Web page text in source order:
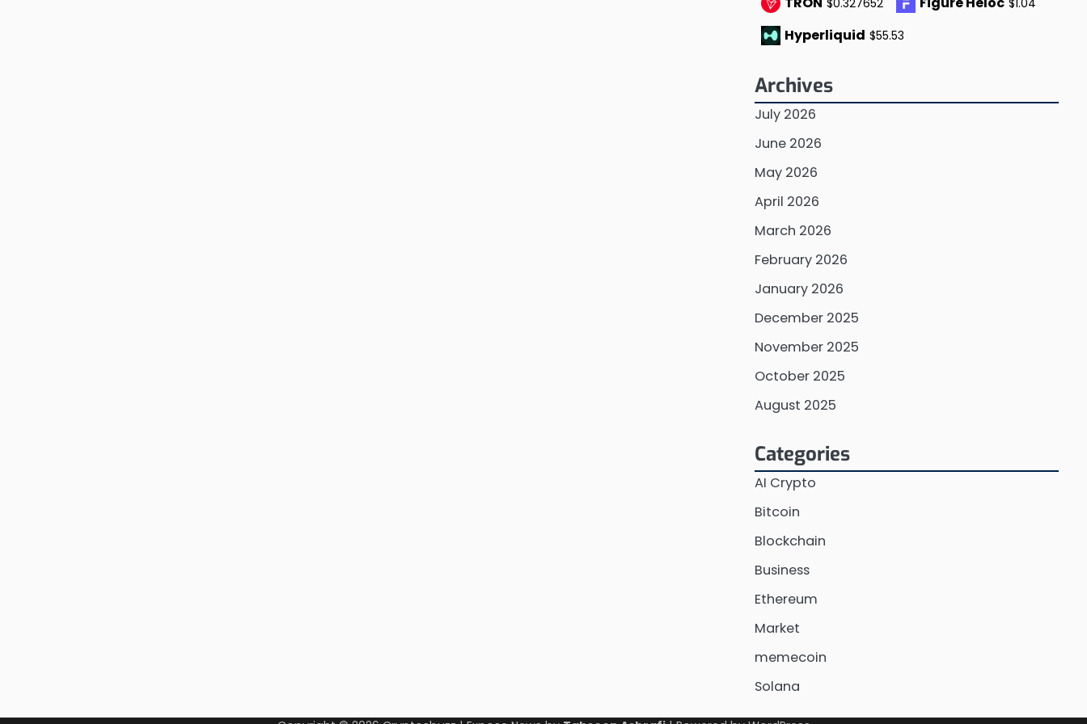
Hyperliquid $55.53
Archives
July 2026
June 2026
May 2026
April 2026
March 2026
February 2026
January 2026
December 2025
November 2025
October 2025
August 2025
Categories
AI Crypto
Bitcoin
Blockchain
Business
Ethereum
Market
memecoin
Solana